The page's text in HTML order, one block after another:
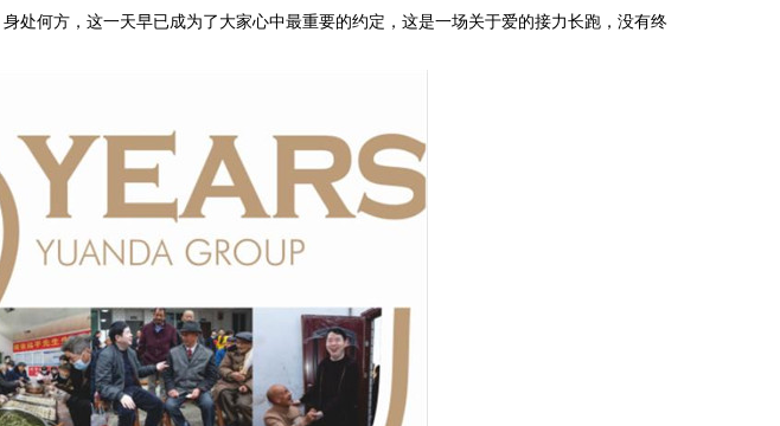
何方，这一天早已成为了大家心中最重要的约定，这是一场关于爱的接力长跑，没有终